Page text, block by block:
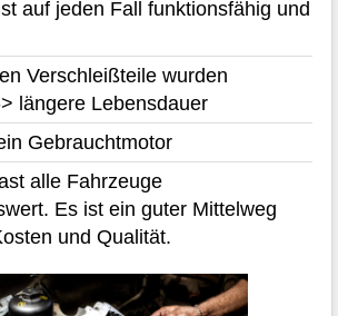
auf jeden Fall funktionsfähig und
Verschleißteile wurden
längere Lebensdauer
Gebrauchtmotor
alle Fahrzeuge
Es ist ein guter Mittelweg
und Qualität.